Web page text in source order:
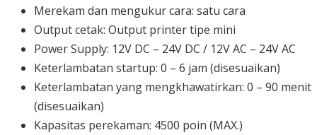
Merekam dan mengukur cara: satu cara
Output cetak: Output printer tipe mini
Power Supply: 12V DC – 24V DC / 12V AC – 24V AC
Keterlambatan startup: 0 – 6 jam (disesuaikan)
Keterlambatan yang mengkhawatirkan: 0 – 90 menit
(disesuaikan)
Kapasitas perekaman: 4500 poin (MAX.)